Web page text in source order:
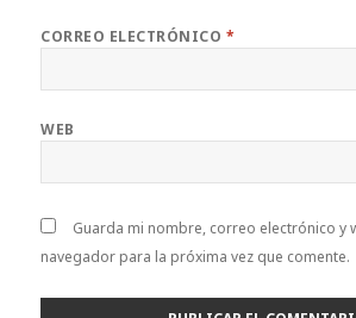
CORREO ELECTRÓNICO *
WEB
Guarda mi nombre, correo electrónico y
navegador para la próxima vez que comente.